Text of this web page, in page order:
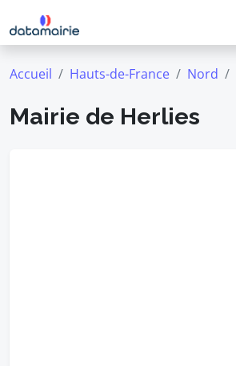
Accueil Hauts-de-France Nord
Mairie de Herlies